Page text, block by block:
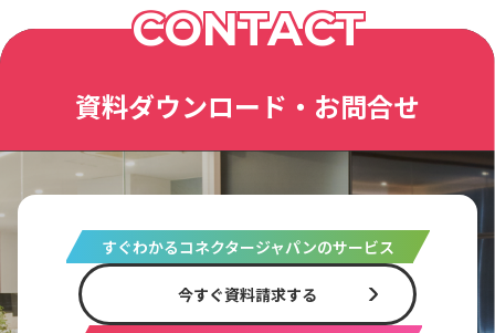
CONTACT
資料ダウンロード・お問合せ
すぐわかるコネクタージャパンのサービス
今すぐ資料請求する